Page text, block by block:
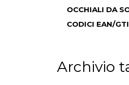
OCCHIALI DA
CODICI EAN/
Archivio